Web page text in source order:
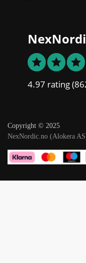
4.97 rating
Copyright © 2025
NexNordic.no (Alokera